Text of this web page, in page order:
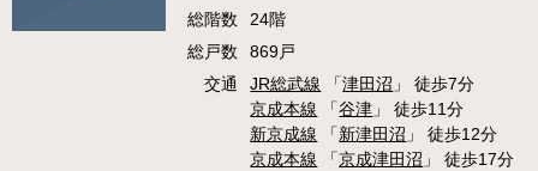
総階数
24階
総戸数
869戸
交通
JR総武線 「津田沼 」 徒歩7分
京成本線 「谷津 」 徒歩11分
新京成線 「新津田沼 」 徒歩12分
京成本線 「京成津田沼 」 徒歩17分